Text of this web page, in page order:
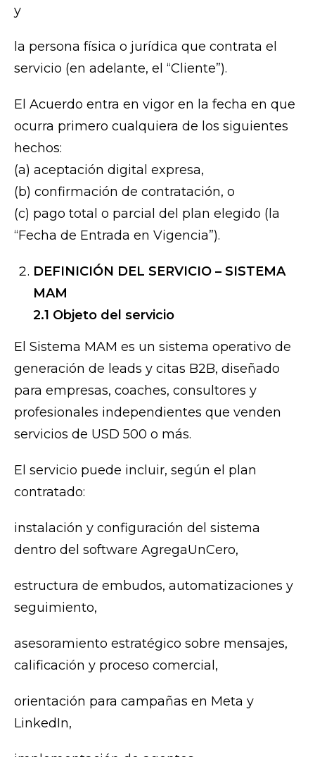
y
la persona física o jurídica que contrata el
servicio (en adelante, el “Cliente”).
El Acuerdo entra en vigor en la fecha en que
ocurra primero cualquiera de los siguientes
hechos:
(a) aceptación digital expresa,
(b) confirmación de contratación, o
(c) pago total o parcial del plan elegido (la
“Fecha de Entrada en Vigencia”).
DEFINICIÓN DEL SERVICIO – SISTEMA
MAM
2.1 Objeto del servicio
El Sistema MAM es un sistema operativo de
generación de leads y citas B2B, diseñado
para empresas, coaches, consultores y
profesionales independientes que venden
servicios de USD 500 o más.
El servicio puede incluir, según el plan
contratado:
instalación y configuración del sistema
dentro del software AgregaUnCero,
estructura de embudos, automatizaciones y
seguimiento,
asesoramiento estratégico sobre mensajes,
calificación y proceso comercial,
orientación para campañas en Meta y
LinkedIn,